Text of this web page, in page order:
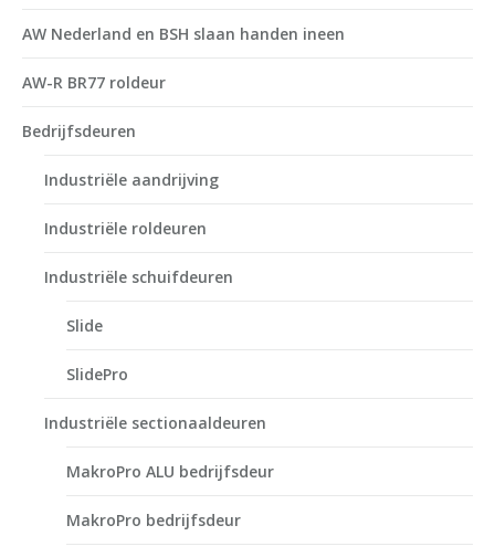
AW Nederland en BSH slaan handen ineen
AW-R BR77 roldeur
Bedrijfsdeuren
Industriële aandrijving
Industriële roldeuren
Industriële schuifdeuren
Slide
SlidePro
Industriële sectionaaldeuren
MakroPro ALU bedrijfsdeur
MakroPro bedrijfsdeur